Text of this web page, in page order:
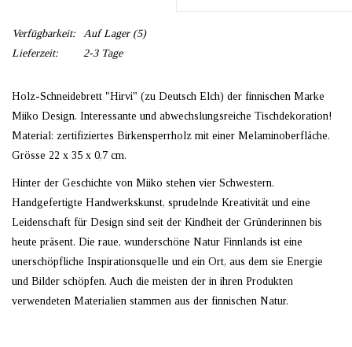
Verfügbarkeit: Auf Lager(5)
Lieferzeit:
2-3 Tage
Holz-Schneidebrett "Hirvi" (zu Deutsch Elch) der finnischen Marke
Miiko Design. Interessante und abwechslungsreiche Tischdekoration!
Material: zertifiziertes Birkensperrholz mit einer Melaminoberfläche.
Grösse 22 x 35 x 0,7 cm.
Hinter der Geschichte von Miiko stehen vier Schwestern.
Handgefertigte Handwerkskunst, sprudelnde Kreativität und eine
Leidenschaft für Design sind seit der Kindheit der Gründerinnen bis
heute präsent. Die raue, wunderschöne Natur Finnlands ist eine
unerschöpfliche Inspirationsquelle und ein Ort, aus dem sie Energie
und Bilder schöpfen. Auch die meisten der in ihren Produkten
verwendeten Materialien stammen aus der finnischen Natur.